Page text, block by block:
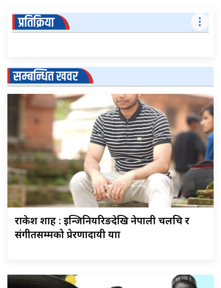
प्रतिक्रिया
सम्बन्धित खवर
राकेश शाह : इन्जिनियरिङदेखि नेपाली चलचित्र र
संगीतसम्मको प्रेरणादायी यात्रा